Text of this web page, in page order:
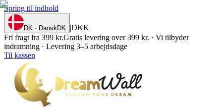
Spring til indhold
DK · DanskDK |DKK
Fri fragt fra 399 kr.Gratis levering over 399 kr. · Vi tilbyder
indramning · Levering 3–5 arbejdsdage
Til kassen